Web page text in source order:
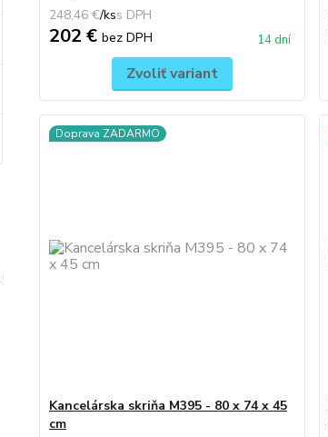
248,46 €/ks
202 € bez DPH 14 dní
Zvoliť variant
Doprava ZADARMO
Kancelárska skriňa M395 - 80 x 74 x 45
cm